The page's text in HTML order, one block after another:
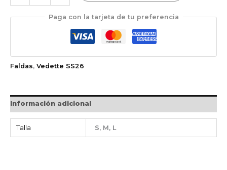
Paga con la tarjeta de tu preferencia
Faldas, Vedette SS26
Información adicional
Talla S, M, L